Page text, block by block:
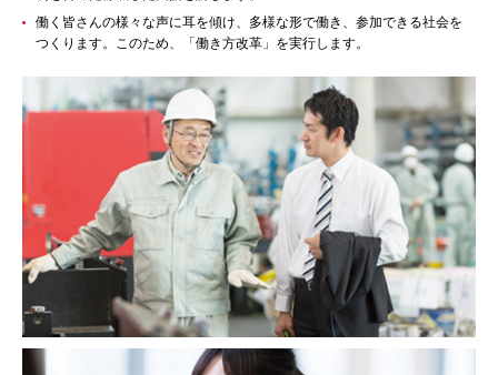
働く皆さんの様々な声に耳を傾け、多様な形で働き、参加できる社会を
つくります。このため、「働き方改革」を実行します。